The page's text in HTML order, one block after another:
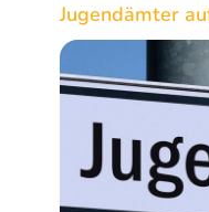
Jugendämter